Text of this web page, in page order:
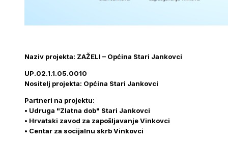
Naziv projekta: ZAŽELI – Općina Stari Jankovci
UP.02.1.1.05.0010
Nositelj projekta: Općina Stari Jankovci
Partneri na projektu:
• Udruga "Zlatna dob" Stari Jankovci
• Hrvatski zavod za zapošljavanje Vinkovci
• Centar za socijalnu skrb Vinkovci